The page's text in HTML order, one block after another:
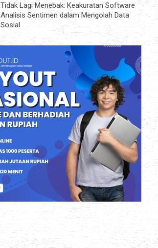
Tidak Lagi Menebak: Keakuratan Software
Analisis Sentimen dalam Mengolah Data
Sosial